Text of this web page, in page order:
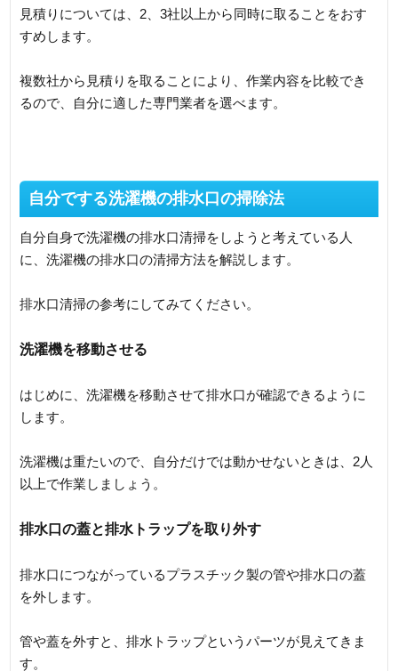
見積りについては、2、3社以上から同時に取ることをおす
すめします。
複数社から見積りを取ることにより、作業内容を比較でき
るので、自分に適した専門業者を選べます。
自分でする洗濯機の排水口の掃除法
自分自身で洗濯機の排水口清掃をしようと考えている人
に、洗濯機の排水口の清掃方法を解説します。
排水口清掃の参考にしてみてください。
洗濯機を移動させる
はじめに、洗濯機を移動させて排水口が確認できるように
します。
洗濯機は重たいので、自分だけでは動かせないときは、2人
以上で作業しましょう。
排水口の蓋と排水トラップを取り外す
排水口につながっているプラスチック製の管や排水口の蓋
を外します。
管や蓋を外すと、排水トラップというパーツが見えてきま
す。